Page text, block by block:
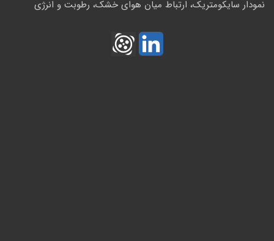
نمودار سایکومتریک، ارتباط میان هوای خشک، رطوبت و انرژی